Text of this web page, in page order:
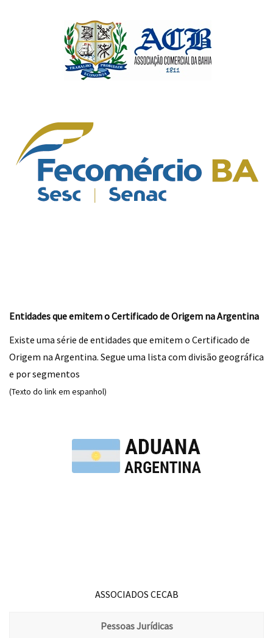
Entidades que emitem o Certificado de Origem na Argentina
Existe uma série de entidades que emitem o Certificado de
Origem na Argentina. Segue uma lista com divisão geográfica
e por segmentos
(Texto do link em espanhol)
ASSOCIADOS CECAB
Pessoas Jurídicas